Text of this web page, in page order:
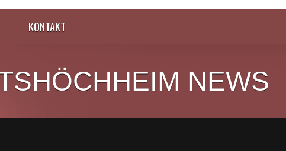
KONTAKT
NEWS